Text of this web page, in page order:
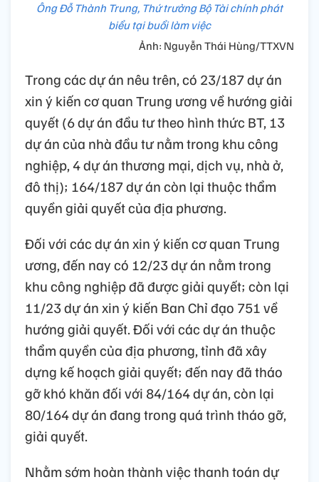
Ông Đỗ Thành Trung, Thứ trưởng Bộ Tài chính phát
biểu tại buổi làm việc
Ảnh: Nguyễn Thái Hùng/TTXVN
Trong các dự án nêu trên, có 23/187 dự án
xin ý kiến cơ quan Trung ương về hướng giải
quyết (6 dự án đầu tư theo hình thức BT, 13
dự án của nhà đầu tư nằm trong khu công
nghiệp, 4 dự án thương mại, dịch vụ, nhà ở,
đô thị); 164/187 dự án còn lại thuộc thẩm
quyền giải quyết của địa phương.
Đối với các dự án xin ý kiến cơ quan Trung
ương, đến nay có 12/23 dự án nằm trong
khu công nghiệp đã được giải quyết; còn lại
11/23 dự án xin ý kiến Ban Chỉ đạo 751 về
hướng giải quyết. Đối với các dự án thuộc
thẩm quyền của địa phương, tỉnh đã xây
dựng kế hoạch giải quyết; đến nay đã tháo
gỡ khó khăn đối với 84/164 dự án, còn lại
80/164 dự án đang trong quá trình tháo gỡ,
giải quyết.
Nhằm sớm hoàn thành việc thanh toán dự